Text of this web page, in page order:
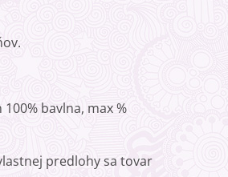
bavlna, max %
predlohy sa tovar